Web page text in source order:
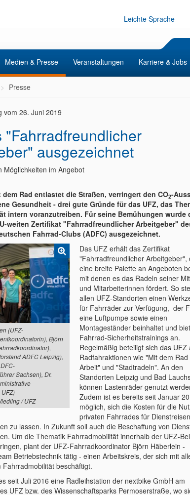
Leichte Sprache
Medien & Presse Veranstaltungen Karriere & Jobs
Presse
vom 26. Juni 2019
"Fahrradfreundlicher
ausgezeichnet
Möglichkeiten im Angebot
dem Rad entlastet die Straßen, verringert den CO2-
Gesundheit - drei gute Gründe für das UFZ, das
intern voranzutreiben. Für seine Bemühungen wurde
weiten Zertifikat "Fahrradfreundlicher Arbeitgeber"
Fahrrad-Clubs (ADFC) ausgezeichnet.
(UFZ-
Björn
ADFC Leipzig),
Sachsen), Dr.
/ UFZ
Das UFZ erhält das Zertifikat
"Fahrradfreundlicher Arbeitgeber",
eine breite Palette an Angeboten
mit denen es das Radeln seiner
und Mitarbeiterinnen fördert. So
allen UFZ-Standorten einen
für Fahrräder zur Verfügung, der
eine Luftpumpe sowie einen
Montageständer beinhaltet und
Fahrrad-Sicherheitstrainings an.
Regelmäßig beteiligt sich das UFZ
Radfahraktionen wie "Mit dem Rad
Arbeit" und "Stadtradeln". An den
Standorten Leipzig und Bad
können Lastenräder genutzt
Zudem ist es bereits seit Januar
möglich, sich die Kosten für die
privaten Fahrrades für Dienstreisen
zu lassen. In Zukunft soll auch die Beschaffung von
Um die Thematik Fahrradmobilität innerhalb der UFZ-
plant der UFZ-Fahrradkoordinator Björn Häberlein -
Betriebstechnik tätig - einen Arbeitskreis, der sich mit
Fahrradmobilität beschäftigt.
seit Juli 2016 eine Radleihstation der nextbike GmbH am
UFZ bzw. des Wissenschaftsparks Permoserstraße, wo